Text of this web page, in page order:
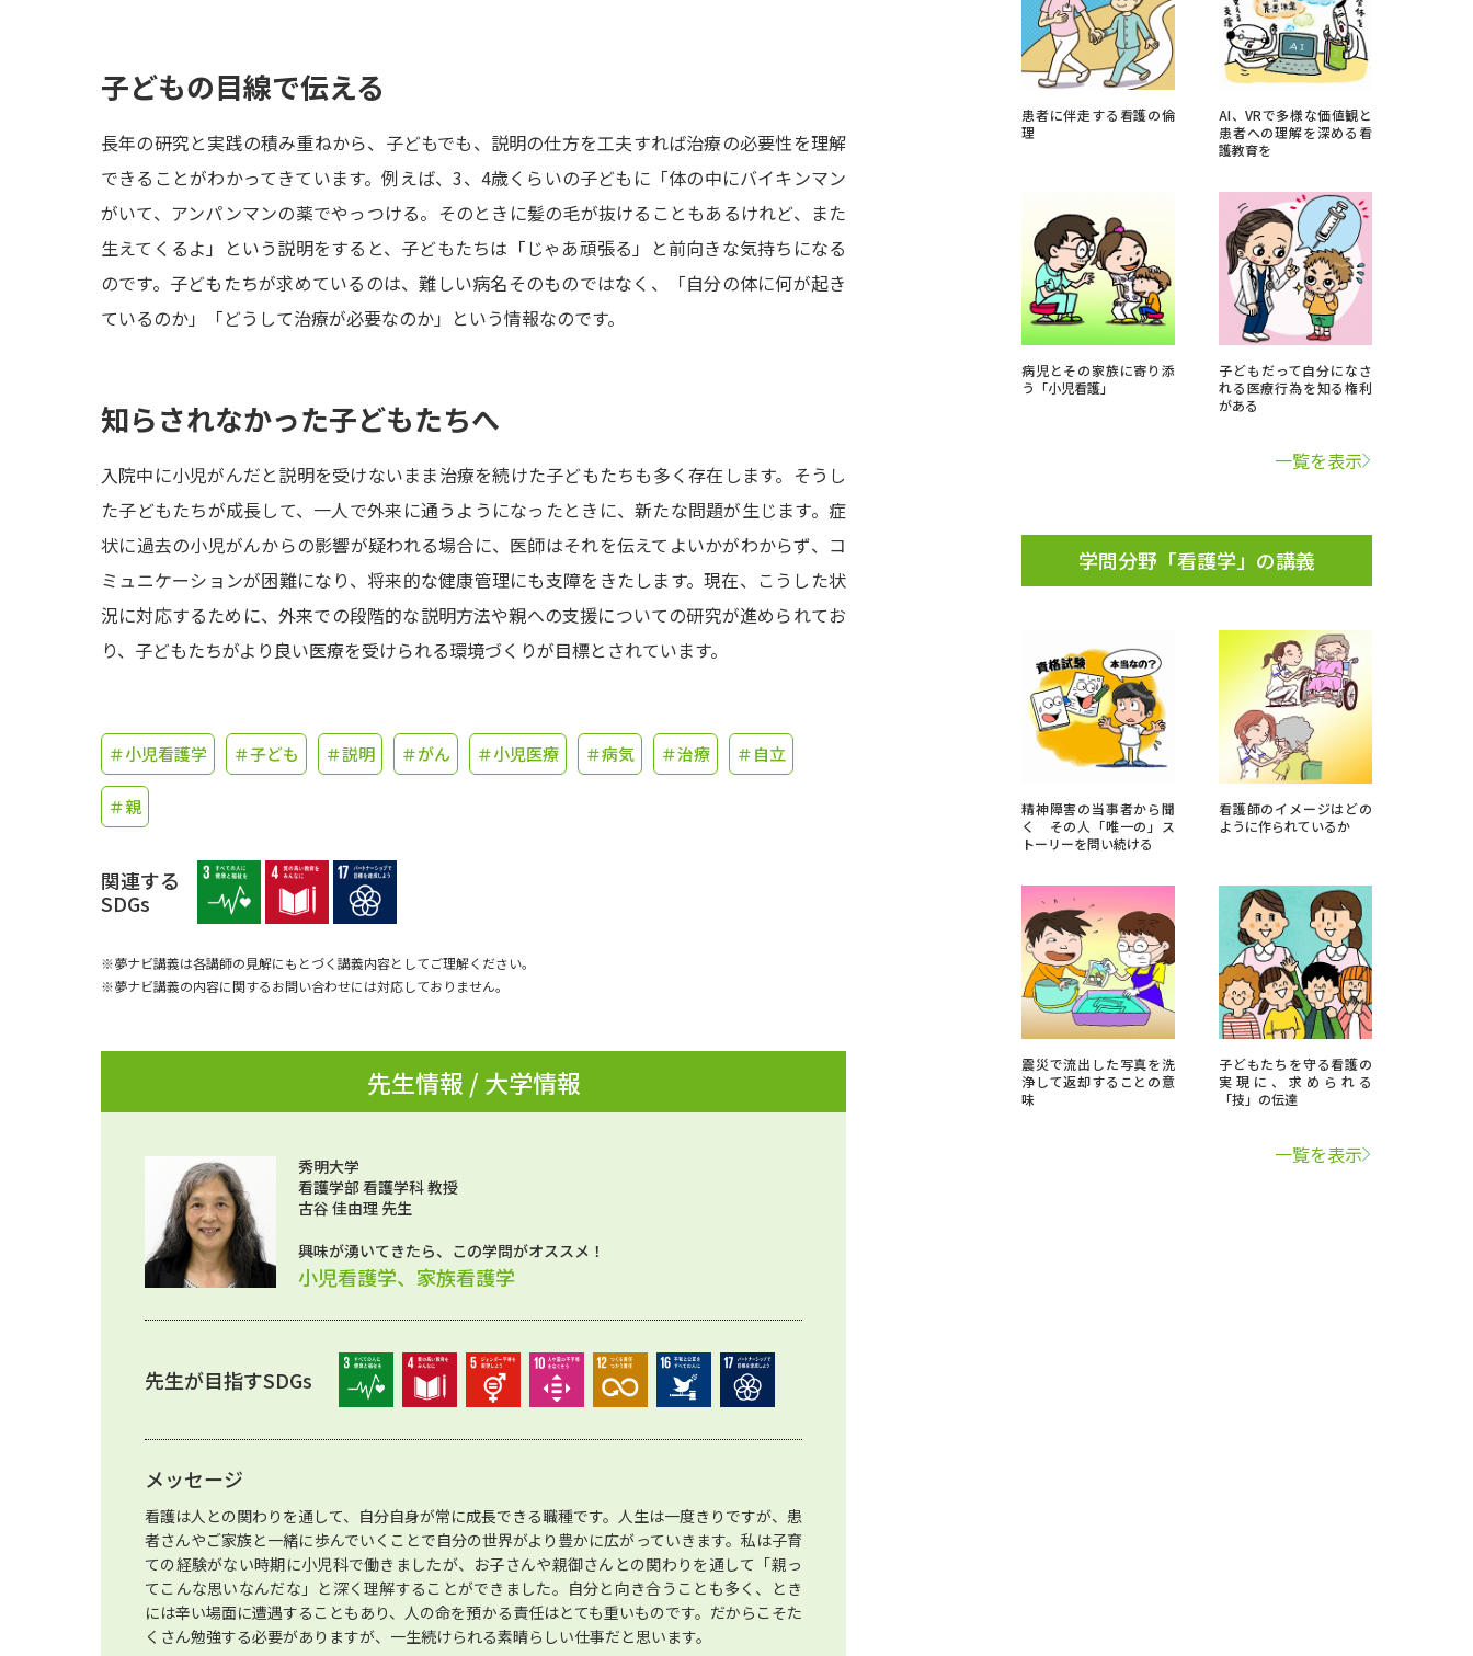
実施プログラムから探す
受験準備 資料検索
志望校・出願校を調べる
先輩が入学を決めた理由
新生活お役立ちガイド
学問発見
大学で学びたい学問発見
学問のミニ講義「夢ナビ講義」 学問分野解説 学問の教科書 夢ナビライブ
Ｑ＆Ａ よくあるご質問
このサイトについて
受付内容・発送状況の確認 テレメール
お支払いサイト
お問合せ先 テレメール進学カタログ 訂正のご案内
子どもの目線で伝える
長年の研究と実践の積み重ねから、子どもでも、説明の仕方を工夫すれば治療の必要性を理解
できることがわかってきています。例えば、3、4歳くらいの子どもに「体の中にバイキンマン
がいて、アンパンマンの薬でやっつける。そのときに髪の毛が抜けることもあるけれど、また
生えてくるよ」という説明をすると、子どもたちは「じゃあ頑張る」と前向きな気持ちになる
のです。子どもたちが求めているのは、難しい病名そのものではなく、「自分の体に何が起き
ているのか」「どうして治療が必要なのか」という情報なのです。
知らされなかった子どもたちへ
入院中に小児がんだと説明を受けないまま治療を続けた子どもたちも多く存在します。そうし
た子どもたちが成長して、一人で外来に通うようになったときに、新たな問題が生じます。症
状に過去の小児がんからの影響が疑われる場合に、医師はそれを伝えてよいかがわからず、コ
ミュニケーションが困難になり、将来的な健康管理にも支障をきたします。現在、こうした状
況に対応するために、外来での段階的な説明方法や親への支援についての研究が進められてお
り、子どもたちがより良い医療を受けられる環境づくりが目標とされています。
＃小児看護学 ＃子ども ＃説明 ＃がん ＃小児医療 ＃病気 ＃治療 ＃自立
＃親
関連する
SDGs
※夢ナビ講義は各講師の見解にもとづく講義内容としてご理解ください。
※夢ナビ講義の内容に関するお問い合わせには対応しておりません。
先生情報 / 大学情報
秀明大学
看護学部 看護学科 教授
古谷 佳由理 先生
興味が湧いてきたら、この学問がオススメ！
小児看護学、家族看護学
先生が目指すSDGs
メッセージ
看護は人との関わりを通して、自分自身が常に成長できる職種です。人生は一度きりですが、患
者さんやご家族と一緒に歩んでいくことで自分の世界がより豊かに広がっていきます。私は子育
ての経験がない時期に小児科で働きましたが、お子さんや親御さんとの関わりを通して「親っ
てこんな思いなんだな」と深く理解することができました。自分と向き合うことも多く、とき
には辛い場面に遭遇することもあり、人の命を預かる責任はとても重いものです。だからこそた
くさん勉強する必要がありますが、一生続けられる素晴らしい仕事だと思います。
患者に伴走する看護の倫
理
AI、VRで多様な価値観と
患者への理解を深める看
護教育を
病児とその家族に寄り添
う「小児看護」
子どもだって自分になさ
れる医療行為を知る権利
がある
一覧を表示
学問分野「看護学」の講義
精神障害の当事者から聞
く その人「唯一の」ス
トーリーを問い続ける
看護師のイメージはどの
ように作られているか
震災で流出した写真を洗
浄して返却することの意
味
子どもたちを守る看護の
実現に、求められる
「技」の伝達
一覧を表示